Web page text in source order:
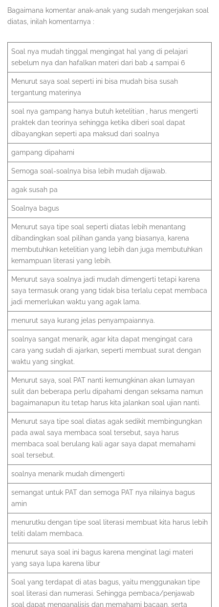
Bagaimana komentar anak-anak yang sudah mengerjakan soal
diatas, inilah komentarnya :
Soal nya mudah tinggal mengingat hal yang di pelajari
sebelum nya dan hafalkan materi dari bab 4 sampai 6
Menurut saya soal seperti ini bisa mudah bisa susah
tergantung materinya
soal nya gampang hanya butuh ketelitian , harus mengerti
praktek dan teorinya sehingga ketika diberi soal dapat
dibayangkan seperti apa maksud dari soalnya
gampang dipahami
Semoga soal-soalnya bisa lebih mudah dijawab.
agak susah pa
Soalnya bagus
Menurut saya tipe soal seperti diatas lebih menantang
dibandingkan soal pilihan ganda yang biasanya, karena
membutuhkan ketelitian yang lebih dan juga membutuhkan
kemampuan literasi yang lebih.
Menurut saya soalnya jadi mudah dimengerti tetapi karena
saya termasuk orang yang tidak bisa terlalu cepat membaca
jadi memerlukan waktu yang agak lama.
menurut saya kurang jelas penyampaiannya.
soalnya sangat menarik, agar kita dapat mengingat cara
cara yang sudah di ajarkan, seperti membuat surat dengan
waktu yang singkat.
Menurut saya, soal PAT nanti kemungkinan akan lumayan
sulit dan beberapa perlu dipahami dengan seksama namun
bagaimanapun itu tetap harus kita jalankan soal ujian nanti.
Menurut saya tipe soal diatas agak sedikit membingungkan
pada awal saya membaca soal tersebut, saya harus
membaca soal berulang kali agar saya dapat memahami
soal tersebut.
soalnya menarik mudah dimengerti
semangat untuk PAT dan semoga PAT nya niIainya bagus
amin
menurutku dengan tipe soal literasi membuat kita harus lebih
teliti dalam membaca.
menurut saya soal ini bagus karena menginat lagi materi
yang saya lupa karena libur
Soal yang terdapat di atas bagus, yaitu menggunakan tipe
soal literasi dan numerasi. Sehingga pembaca/penjawab
soal dapat menganalisis dan memahami bacaan, serta